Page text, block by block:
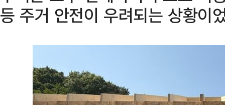
등 주거 안전이 우려되는 상황이